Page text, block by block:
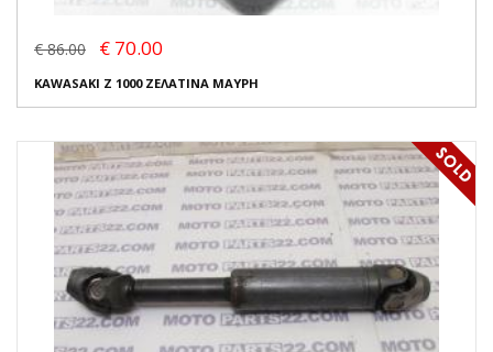
€ 86.00 € 70.00
KAWASAKI Z 1000 ΖΕΛΑΤΙΝΑ ΜΑΥΡΗ